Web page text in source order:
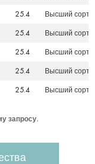
25.4 Высший сорт
25.4 Высший сорт
25.4 Высший сорт
25.4 Высший сорт
25.4 Высший сорт
запросу.